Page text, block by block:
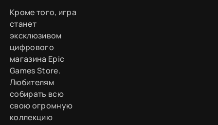
Кроме того, игра
станет
эксклюзивом
цифрового
магазина Epic
Games Store.
Любителям
собирать всю
свою огромную
коллекцию